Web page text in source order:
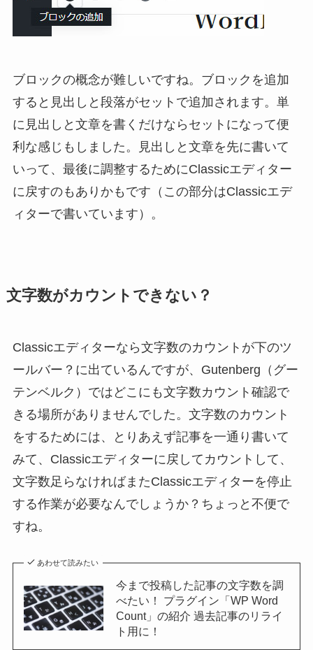
ブロックの概念が難しいですね。ブロックを追加
すると見出しと段落がセットで追加されます。単
に見出しと文章を書くだけならセットになって便
利な感じもしました。見出しと文章を先に書いて
いって、最後に調整するためにClassicエディター
に戻すのもありかもです（この部分はClassicエデ
ィターで書いています）。
文字数がカウントできない？
Classicエディターなら文字数のカウントが下のツ
ールバー？に出ているんですが、Gutenberg（グー
テンベルク）ではどこにも文字数カウント確認で
きる場所がありませんでした。文字数のカウント
をするためには、とりあえず記事を一通り書いて
みて、Classicエディターに戻してカウントして、
文字数足らなければまたClassicエディターを停止
する作業が必要なんでしょうか？ちょっと不便で
すね。
あわせて読みたい
今まで投稿した記事の文字数を調
べたい！ プラグイン「WP Word
Count」の紹介 過去記事のリライ
ト用に！